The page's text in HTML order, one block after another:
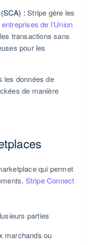
: Stripe gère les
de l’Union
transactions sans
pour les
les données de
de manière
qui permet
Stripe Connect
parties
marchands ou